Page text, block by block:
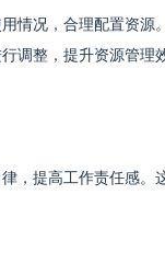
情况，合理配置资
调整，提升资源管理
，提高工作责任感